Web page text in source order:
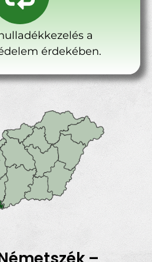
a
érdekében.